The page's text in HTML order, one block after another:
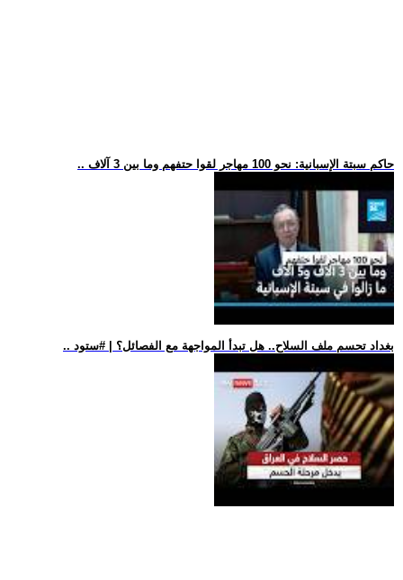
.. حاكم سبتة الإسبانية: نحو 100 مهاجر لقوا حتفهم وما بين 3 آلاف
.. بغداد تحسم ملف السلاح.. هل تبدأ المواجهة مع الفصائل؟ | #ستود